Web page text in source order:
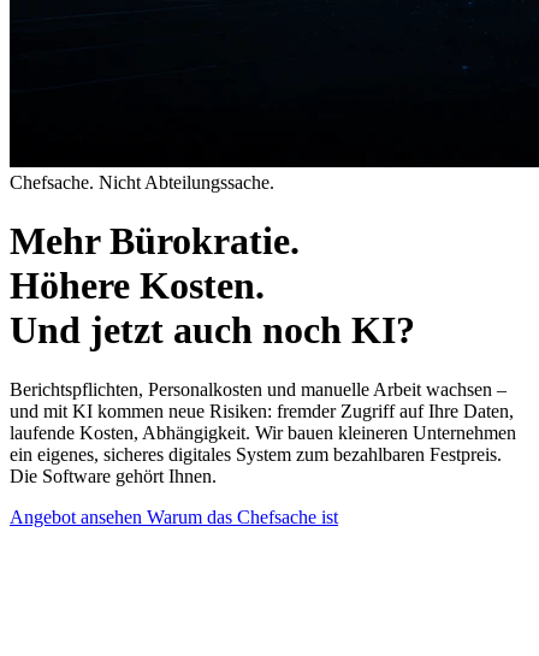
Chefsache. Nicht Abteilungssache.
Mehr Bürokratie.
Höhere Kosten.
Und jetzt auch noch KI?
Berichtspflichten, Personalkosten und manuelle Arbeit wachsen –
und mit KI kommen neue Risiken: fremder Zugriff auf Ihre Daten,
laufende Kosten, Abhängigkeit. Wir bauen kleineren Unternehmen
ein eigenes, sicheres digitales System zum bezahlbaren Festpreis.
Die Software gehört Ihnen.
Angebot ansehen Warum das Chefsache ist